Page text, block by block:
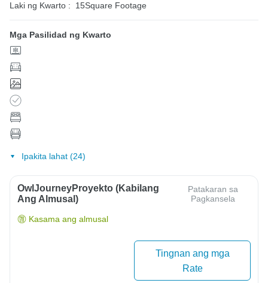
Laki ng Kwarto :
15Square Footage
Mga Pasilidad ng Kwarto
Ipakita lahat (24)
OwlJourneyProyekto (Kabilang
Ang Almusal)
Patakaran sa
Pagkansela
Kasama ang almusal
Tingnan ang mga
Rate